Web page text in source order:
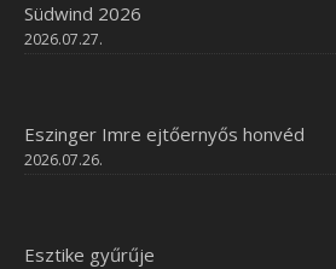
Südwind 2026
2026.07.27.
Eszinger Imre ejtőernyős honvéd
2026.07.26.
Esztike gyűrűje